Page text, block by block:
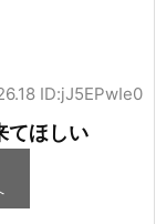
ID:jJ5EPwIe0
てほしい